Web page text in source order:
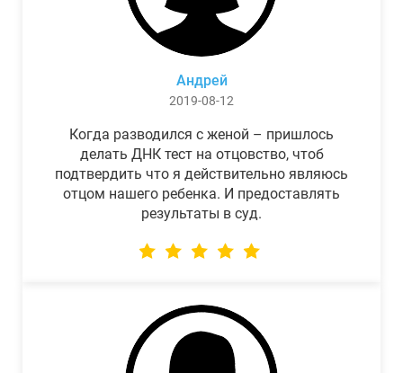
Андрей
2019-08-12
Когда разводился с женой – пришлось
делать ДНК тест на отцовство, чтоб
подтвердить что я действительно являюсь
отцом нашего ребенка. И предоставлять
результаты в суд.